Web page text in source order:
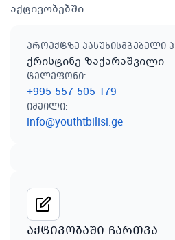
აქტივობებში.
პროექტზე პასუხისმგებელი
ქრისტინე ზაქარაშვილი
ტელეფონი:
+995 557 505 179
იმეილი:
info@youthtbilisi.ge
აქტივობაში ჩართვა